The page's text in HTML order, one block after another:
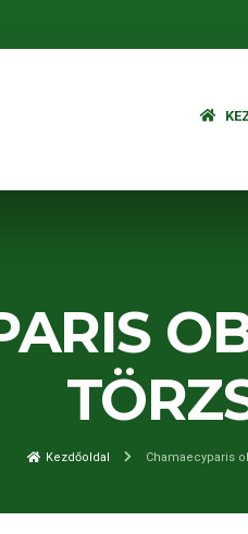
Kezdőoldal Chamaecyparis